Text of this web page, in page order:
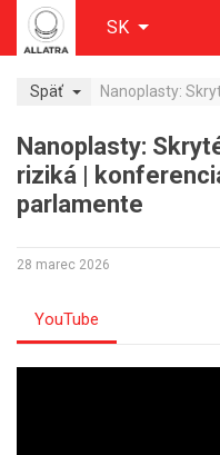
SK
Späť
Nanoplasty:
riziká |
parlamente
28 marec 2026
YouTube